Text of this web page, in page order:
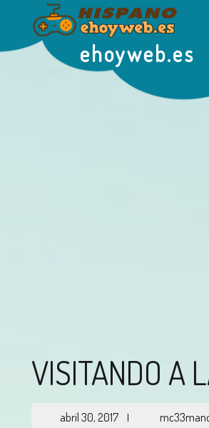
ehoyweb.es
VISITANDO A
abril 30, 2017 |